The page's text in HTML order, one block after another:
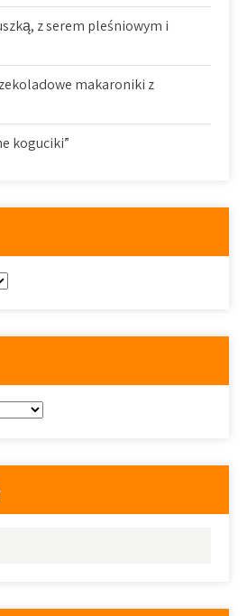
z serem pleśniowym i
makaroniki z
koguciki”